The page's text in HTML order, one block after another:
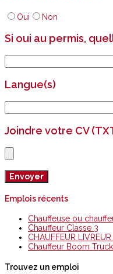
Oui Non
Si oui au permis,
Langue(s)
Joindre votre CV
Emplois récents
Chauffeuse ou
Chauffeur Classe 3
CHAUFFEUR
Chauffeur Boom
Trouvez un emploi